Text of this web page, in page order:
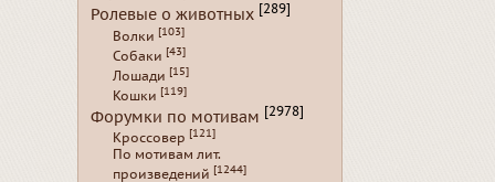
Ролевые о животных [289]
Волки [103]
Собаки [43]
Лошади [15]
Кошки [119]
Форумки по мотивам [2978]
Кроссовер [121]
По мотивам лит.
произведений [1244]